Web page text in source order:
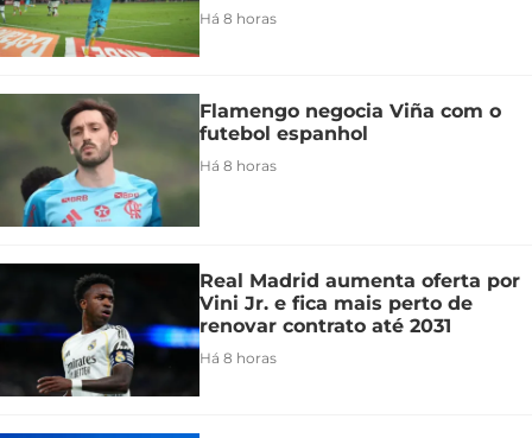
Há 8 horas
Flamengo negocia Viña com o
futebol espanhol
Há 8 horas
Real Madrid aumenta oferta por
Vini Jr. e fica mais perto de
renovar contrato até 2031
Há 8 horas